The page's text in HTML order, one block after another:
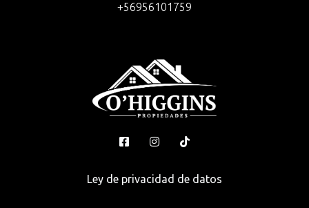
+56956101759
Ley de privacidad de datos